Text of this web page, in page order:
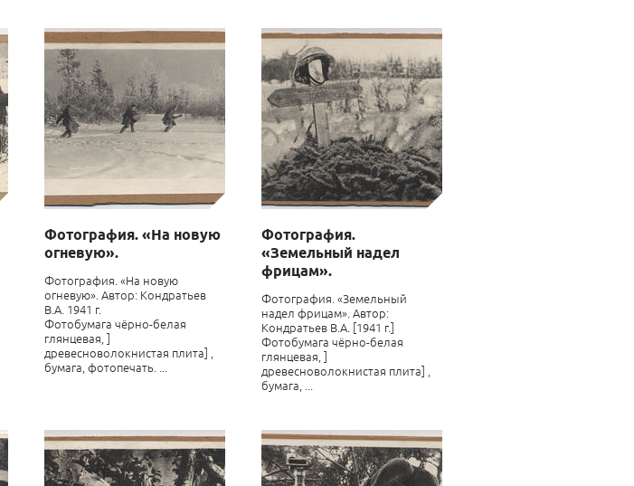
Фотография. «На новую
огневую».
Фотография. «На новую
огневую». Автор: Кондратьев
В.А. 1941 г.
Фотобумага чёрно-белая
глянцевая, ]
древесноволокнистая плита] ,
бумага, фотопечать. ...
Фотография.
«Земельный надел
фрицам».
Фотография. «Земельный
надел фрицам». Автор:
Кондратьев В.А. [1941 г.]
Фотобумага чёрно-белая
глянцевая, ]
древесноволокнистая плита] ,
бумага, ...